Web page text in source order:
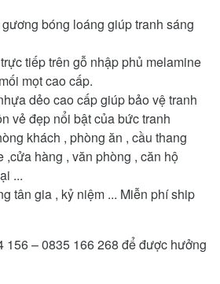
bóng loáng giúp tranh sáng
tiếp trên gỗ nhập phủ melamine
mọt cao cấp.
dẻo cao cấp giúp bảo vệ tranh
vẻ đẹp nổi bật của bức tranh
khách , phòng ăn , cầu thang
,cửa hàng , văn phòng , căn hộ
...
tân gia , kỷ niệm ... Miễn phí ship
156 – 0835 166 268 để được hưởng